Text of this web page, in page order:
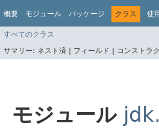
概要 モジュール パッケージ クラス 使
すべてのクラス
サマリー: ネスト済 | フィールド | コンストラ
モジュール